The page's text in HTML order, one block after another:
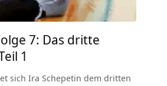
7: Das dritte
1
sich Ira Schepetin dem dritten